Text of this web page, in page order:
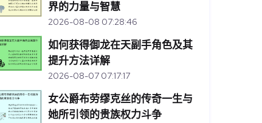
界的力量与智慧
2026-08-08 07:28:46
如何获得御龙在天副手角色及其
提升方法详解
2026-08-07 07:17:17
女公爵布劳缪克丝的传奇一生与
她所引领的贵族权力斗争